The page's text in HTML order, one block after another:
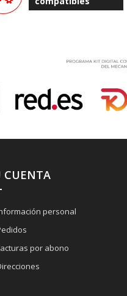
CUENTA
personal
por abono